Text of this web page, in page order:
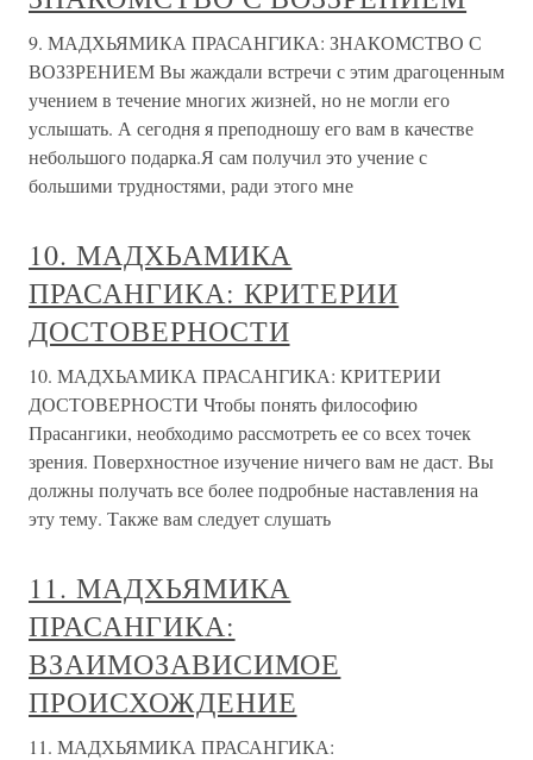
9. МАДХЬЯМИКА ПРАСАНГИКА: ЗНАКОМСТВО С
ВОЗЗРЕНИЕМ Вы жаждали встречи с этим драгоценным
учением в течение многих жизней, но не могли его
услышать. А сегодня я преподношу его вам в качестве
небольшого подарка.Я сам получил это учение с
большими трудностями, ради этого мне
10. МАДХЬАМИКА
ПРАСАНГИКА: КРИТЕРИИ
ДОСТОВЕРНОСТИ
10. МАДХЬАМИКА ПРАСАНГИКА: КРИТЕРИИ
ДОСТОВЕРНОСТИ Чтобы понять философию
Прасангики, необходимо рассмотреть ее со всех точек
зрения. Поверхностное изучение ничего вам не даст. Вы
должны получать все более подробные наставления на
эту тему. Также вам следует слушать
11. МАДХЬЯМИКА
ПРАСАНГИКА:
ВЗАИМОЗАВИСИМОЕ
ПРОИСХОЖДЕНИЕ
11. МАДХЬЯМИКА ПРАСАНГИКА: